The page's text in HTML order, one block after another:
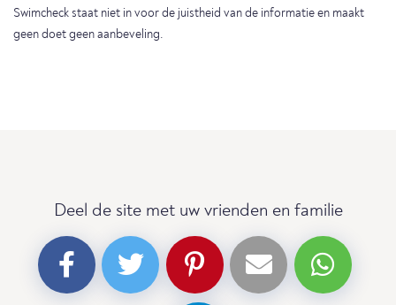
Swimcheck staat niet in voor de juistheid van de informatie en maakt
geen doet geen aanbeveling.
Deel de site met uw vrienden en familie